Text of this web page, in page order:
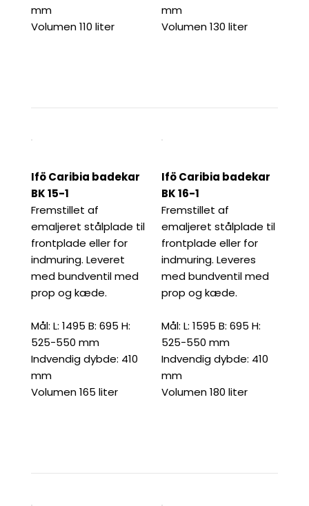
mm
Volumen 110 liter
mm
Volumen 130 liter
Ifö Caribia badekar
BK 15-1
Fremstillet af
emaljeret stålplade til
frontplade eller for
indmuring. Leveret
med bundventil med
prop og kæde.
Mål: L: 1495 B: 695 H:
525-550 mm
Indvendig dybde: 410
mm
Volumen 165 liter
Ifö Caribia badekar
BK 16-1
Fremstillet af
emaljeret stålplade til
frontplade eller for
indmuring. Leveres
med bundventil med
prop og kæde.
Mål: L: 1595 B: 695 H:
525-550 mm
Indvendig dybde: 410
mm
Volumen 180 liter